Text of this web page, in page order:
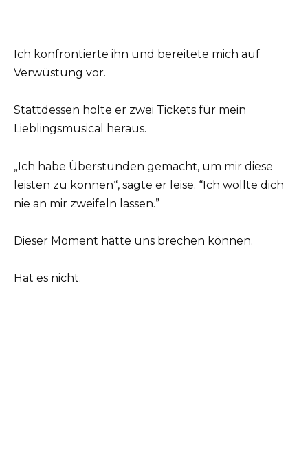
Ich konfrontierte ihn und bereitete mich auf
Verwüstung vor.
Stattdessen holte er zwei Tickets für mein
Lieblingsmusical heraus.
„Ich habe Überstunden gemacht, um mir diese
leisten zu können“, sagte er leise. “Ich wollte dich
nie an mir zweifeln lassen.”
Dieser Moment hätte uns brechen können.
Hat es nicht.